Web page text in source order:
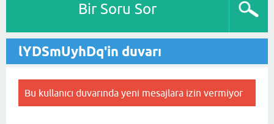
Bir Soru Sor
lYDSmUyhDq'in duvarı
Bu kullanıcı duvarında yeni mesajlara izin vermiyor